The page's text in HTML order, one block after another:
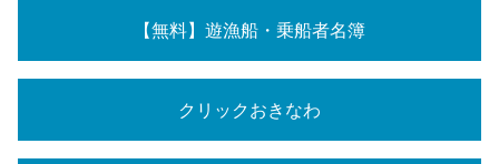
【無料】遊漁船・乗船者名簿
クリックおきなわ